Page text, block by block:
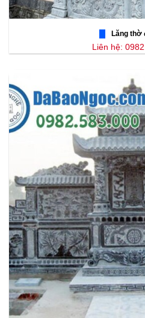
Lăng thờ
Liên hệ: